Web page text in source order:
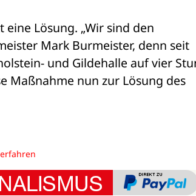
Lösung. „Wir sind den
Mark Burmeister, denn seit
und Gildehalle auf vier
Maßnahme nun zur Lösung des